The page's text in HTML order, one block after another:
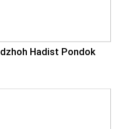
Hadist Pondok